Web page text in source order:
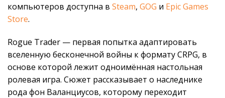
компьютеров доступна в Steam, GOG и Epic Games
Store.
Rogue Trader — первая попытка адаптировать
вселенную бесконечной войны к формату CRPG, в
основе которой лежит одноимённая настольная
ролевая игра. Сюжет рассказывает о наследнике
рода фон Валанциусов, которому переходит